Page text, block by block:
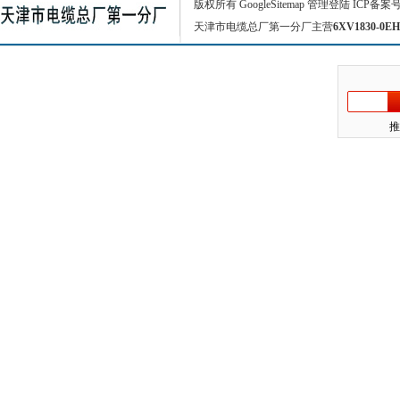
版权所有 GoogleSitemap 管理登陆 ICP备案
天津市电缆总厂第一分厂主营6XV1830-